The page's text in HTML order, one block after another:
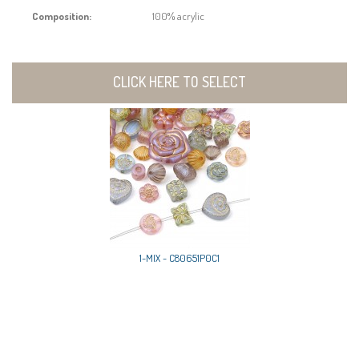
Composition: 100% acrylic
CLICK HERE TO SELECT
1-MIX - C80651P0C1